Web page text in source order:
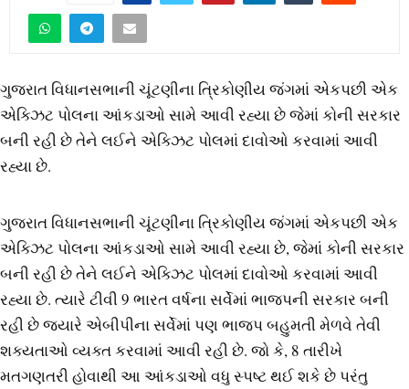
ગુજરાત વિધાનસભાની ચૂંટણીના ત્રિકોણીય જંગમાં એકપછી એક
એક્ઝિટ પોલના આંકડાઓ સામે આવી રહ્યા છે જેમાં કોની સરકાર
બની રહી છે તેને લઈને એક્ઝિટ પોલમાં દાવોઓ કરવામાં આવી
રહ્યા છે.
ગુજરાત વિધાનસભાની ચૂંટણીના ત્રિકોણીય જંગમાં એકપછી એક
એક્ઝિટ પોલના આંકડાઓ સામે આવી રહ્યા છે, જેમાં કોની સરકાર
બની રહી છે તેને લઈને એક્ઝિટ પોલમાં દાવોઓ કરવામાં આવી
રહ્યા છે. ત્યારે ટીવી 9 ભારત વર્ષના સર્વેમાં ભાજપની સરકાર બની
રહી છે જ્યારે એબીપીના સર્વેમાં પણ ભાજપ બહુમતી મેળવે તેવી
શક્યતાઓ વ્યક્ત કરવામાં આવી રહી છે. જો કે, 8 તારીખે
મતગણતરી હોવાથી આ આંકડાઓ વધુ સ્પષ્ટ થઈ શકે છે પરંતુ